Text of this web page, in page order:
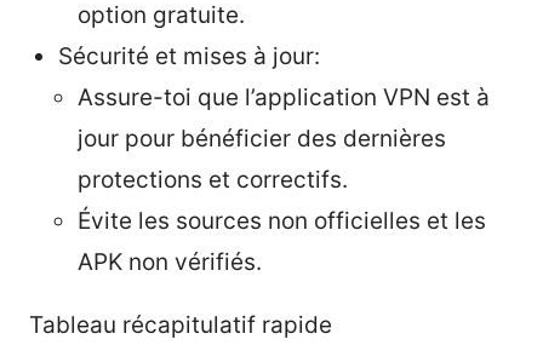
option gratuite.
Sécurité et mises à jour:
Assure-toi que l’application VPN est à
jour pour bénéficier des dernières
protections et correctifs.
Évite les sources non officielles et les
APK non vérifiés.
Tableau récapitulatif rapide